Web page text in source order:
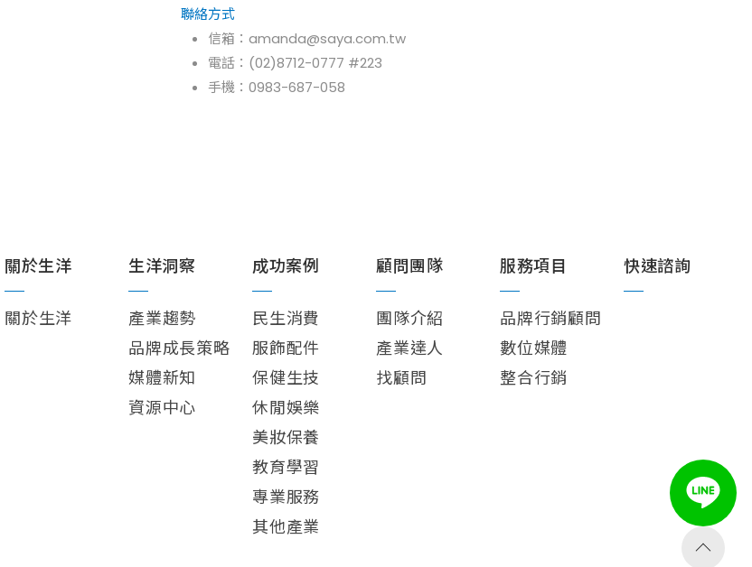
聯絡方式
信箱：amanda@saya.com.tw
電話：(02)8712-0777 #223
手機： 0983-687-058
關於生洋
關於生洋
生洋洞察
產業趨勢
品牌成長策略
媒體新知
資源中心
成功案例
民生消費
服飾配件
保健生技
休閒娛樂
美妝保養
教育學習
專業服務
其他產業
顧問團隊
團隊介紹
產業達人
找顧問
服務項目
品牌行銷顧問
數位媒體
整合行銷
快速諮詢